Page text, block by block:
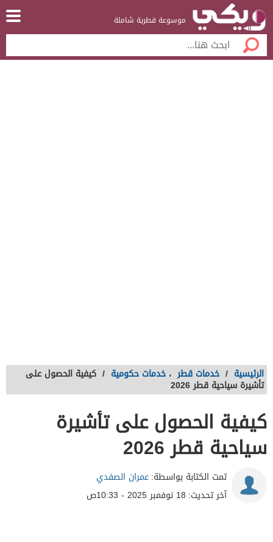
موسوعة قطرية شاملة
الرئيسية / خدمات قطر ، خدمات حكومية / كيفية الحصول على
تأشيرة سياحية قطر 2026
كيفية الحصول على تأشيرة
سياحية قطر 2026
تمت الكتابة بواسطة:عمران الصفدي
آخر تحديث: 18 نوفمبر 2025 - 10:33ص